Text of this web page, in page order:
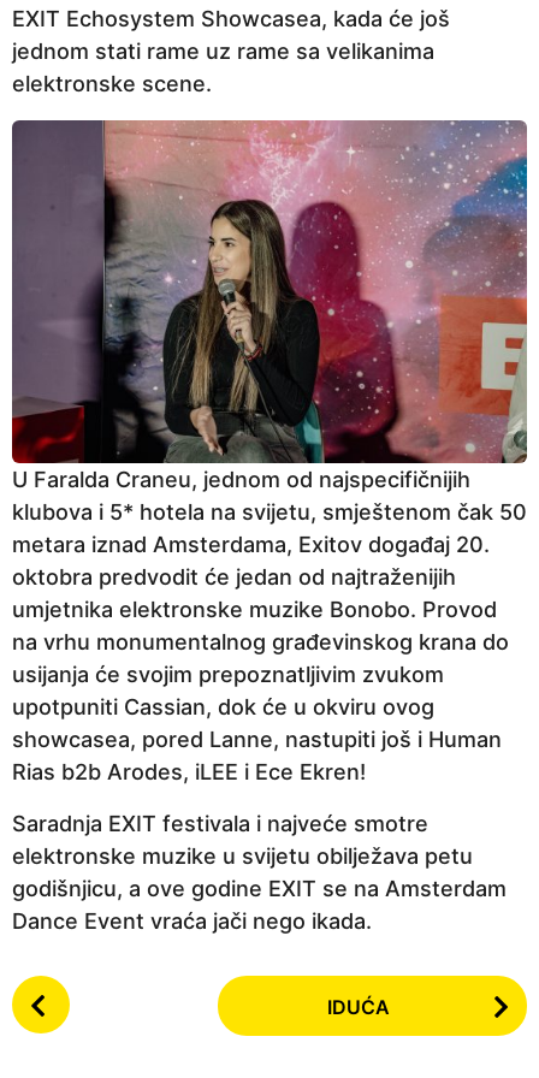
EXIT Echosystem Showcasea, kada će još
jednom stati rame uz rame sa velikanima
elektronske scene.
U Faralda Craneu, jednom od najspecifičnijih
klubova i 5* hotela na svijetu, smještenom čak 50
metara iznad Amsterdama, Exitov događaj 20.
oktobra predvodit će jedan od najtraženijih
umjetnika elektronske muzike Bonobo. Provod
na vrhu monumentalnog građevinskog krana do
usijanja će svojim prepoznatljivim zvukom
upotpuniti Cassian, dok će u okviru ovog
showcasea, pored Lanne, nastupiti još i Human
Rias b2b Arodes, iLEE i Ece Ekren!
Saradnja EXIT festivala i najveće smotre
elektronske muzike u svijetu obilježava petu
godišnjicu, a ove godine EXIT se na Amsterdam
Dance Event vraća jači nego ikada.
P
o
IDUĆA